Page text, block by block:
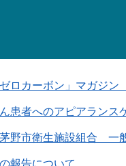
ロカーボン」マガジン
患者へのアピアランス
野市衛生施設組合 一
報告について